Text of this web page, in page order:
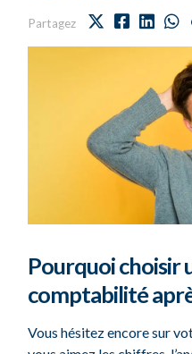
Partagez
Pourquoi choisir
comptabilité
Vous hésitez encore sur